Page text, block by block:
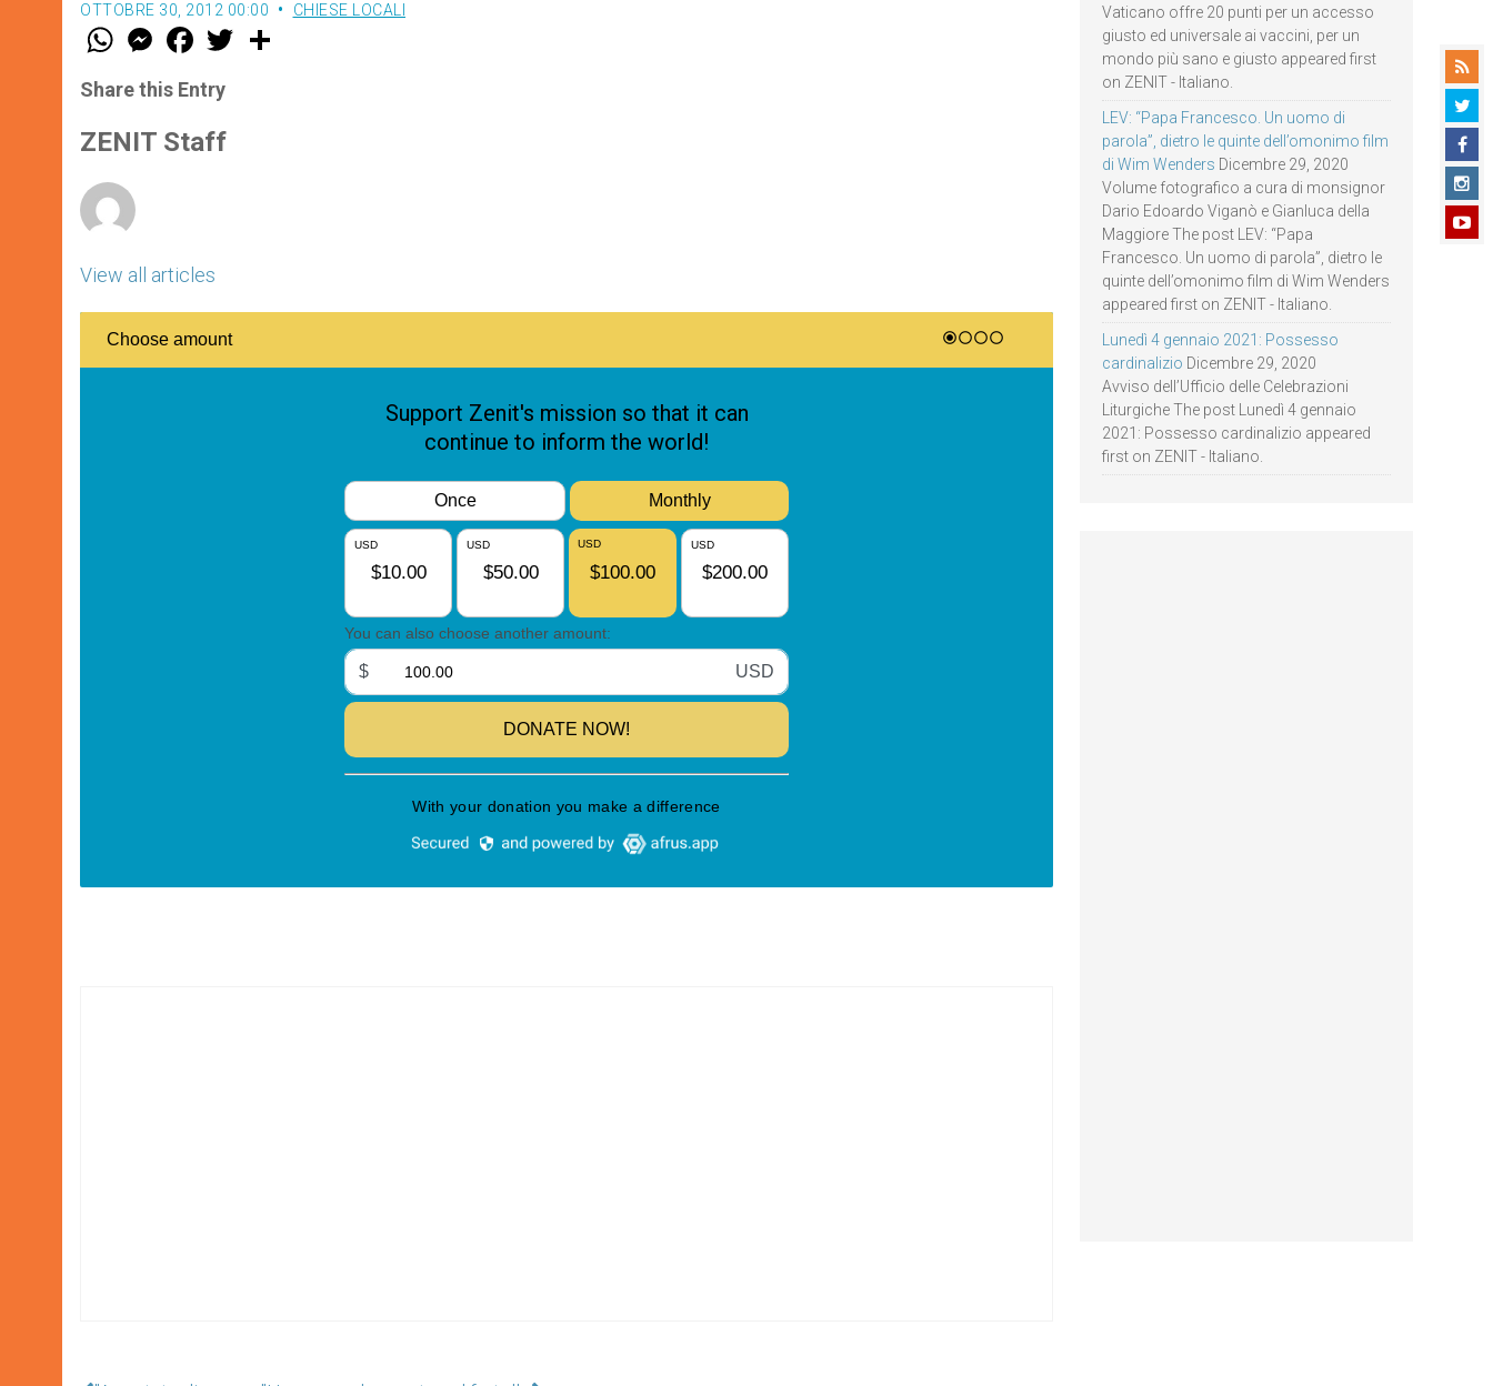
OTTOBRE 30, 2012 00:00 CHIESE LOCALI
W
t
s
p
p
M
e
s
e
g
e
F
a
e
b
o
k
w
Share this Entry
ZENIT Staff
View all articles
Vaticano offre 20 punti per un accesso
giusto ed universale ai vaccini, per un
mondo più sano e giusto appeared first
on ZENIT - Italiano.
LEV: “Papa Francesco. Un uomo di
parola”, dietro le quinte dell’omonimo film
di Wim Wenders Dicembre 29, 2020
Volume fotografico a cura di monsignor
Dario Edoardo Viganò e Gianluca della
Maggiore The post LEV: “Papa
Francesco. Un uomo di parola”, dietro le
quinte dell’omonimo film di Wim Wenders
appeared first on ZENIT - Italiano.
Lunedì 4 gennaio 2021: Possesso
cardinalizio Dicembre 29, 2020
Avviso dell’Ufficio delle Celebrazioni
Liturgiche The post Lunedì 4 gennaio
2021: Possesso cardinalizio appeared
first on ZENIT - Italiano.